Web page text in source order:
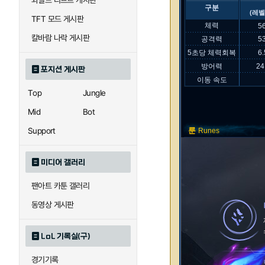
TFT 모드 게시판
칼바람 나락 게시판
포지션 게시판
Top
Jungle
Mid
Bot
Support
미디어 갤러리
팬아트 카툰 갤러리
동영상 게시판
LoL 기록실(구)
경기기록
구분
(레
체력
공격력
5초당 체력회복
방어력
이동 속도
룬Runes